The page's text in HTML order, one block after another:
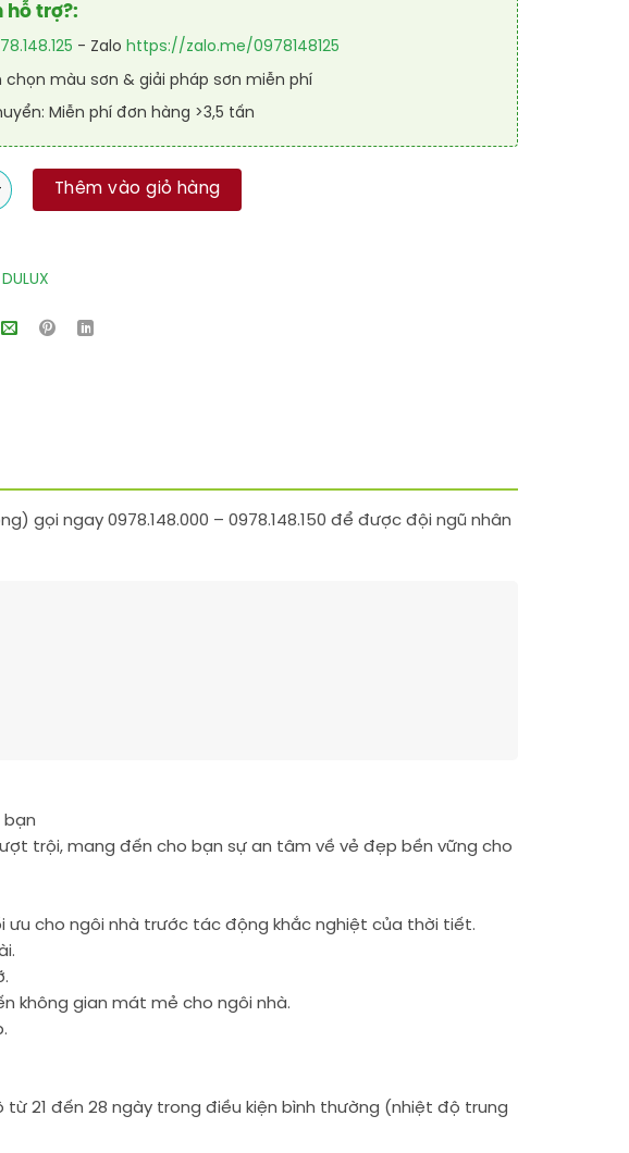
hỗ trợ?:
- Zalo https://zalo.me/0978148125
chọn màu sơn & giải pháp sơn miễn phí
Miễn phí đơn hàng >3,5 tấn
ngoại thất siêu cao cấp WEATHERSHIELD POWERFLEXX (Bề mặt bóng) vs
Thêm vào giỏ hàng
DULUX
gọi ngay 0978.148.000 – 0978.148.150 để được đội ngũ nhân
bạn
trội, mang đến cho bạn sự an tâm về vẻ đẹp bền vững cho
ưu cho ngôi nhà trước tác động khắc nghiệt của thời tiết.
không gian mát mẻ cho ngôi nhà.
21 đến 28 ngày trong điều kiện bình thường (nhiệt độ trung